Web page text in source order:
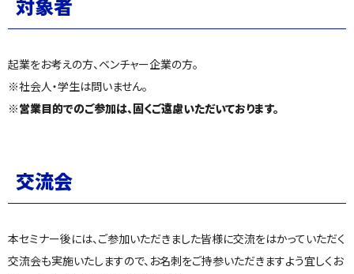
対象者
起業をお考えの方、ベンチャー企業の方。
※社会人・学生は問いません。
※営業目的でのご参加は、固くご遠慮いただいております。
交流会
本セミナー後には、ご参加いただきました皆様に交流をはかっていただく
交流会も実施いたしますので、お名刺をご持参いただきますよう宜しくお